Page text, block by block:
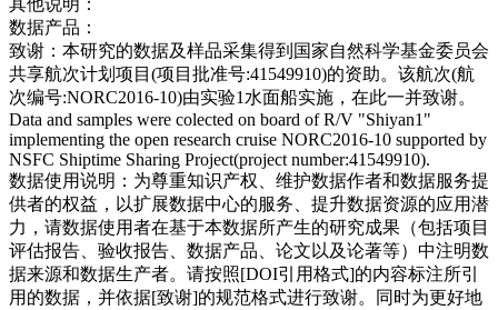
数据产品：
致谢： 本研究的数据及样品采集得到国家自然科学基金委员会
共享航次计划项目(项目批准号:41549910)的资助。该航次(航
次编号:NORC2016-10)由实验1水面船实施，在此一并致谢。
Data and samples were colected on board of R/V "Shiyan1"
implementing the open research cruise NORC2016-10 supported by
NSFC Shiptime Sharing Project(project number:41549910).
数据使用说明： 为尊重知识产权、维护数据作者和数据服务提
供者的权益，以扩展数据中心的服务、提升数据资源的应用潜
力，请数据使用者在基于本数据所产生的研究成果（包括项目
评估报告、验收报告、数据产品、论文以及论著等）中注明数
据来源和数据生产者。请按照[DOI引用格式]的内容标注所引
用的数据，并依据[致谢]的规范格式进行致谢。同时为更好地